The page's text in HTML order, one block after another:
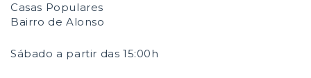
Casas Populares
Bairro de Alonso
Sábado a partir das 15:00h